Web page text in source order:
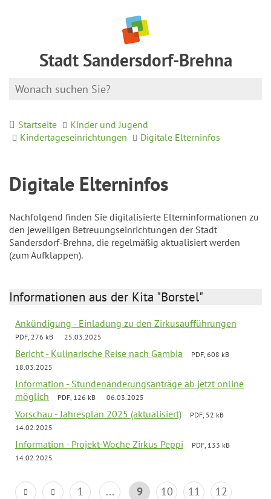
Stadt Sandersdorf-Brehna
Startseite
Kinder und Jugend
Kindertageseinrichtungen
Digitale Elterninfos
Digitale Elterninfos
Nachfolgend finden Sie digitalisierte Elterninformationen zu
den jeweiligen Betreuungseinrichtungen der Stadt
Sandersdorf-Brehna, die regelmäßig aktualisiert werden
(zum Aufklappen).
Informationen aus der Kita "Borstel"
Ankündigung - Einladung zu den Zirkusaufführungen
PDF, 276 kB 25.03.2025
Bericht - Kulinarische Reise nach Gambia
PDF, 608 kB
18.03.2025
Information - Stundenänderungsanträge ab jetzt online
möglich
PDF, 126 kB 06.03.2025
Vorschau - Jahresplan 2025 (aktualisiert)
PDF, 52 kB
14.02.2025
Information - Projekt-Woche Zirkus Peppi
PDF, 133 kB
14.02.2025
1 ... 9 10 11
12